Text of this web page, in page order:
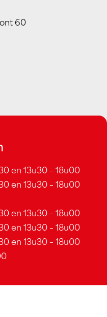
60
en 13u30 – 18u00
en 13u30 – 18u00
en 13u30 – 18u00
en 13u30 – 18u00
en 13u30 – 18u00